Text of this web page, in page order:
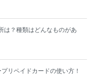
は？種類はどんなものがあ
リペイドカードの使い方！